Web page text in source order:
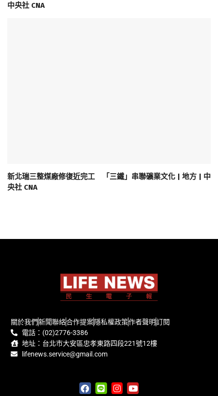
中央社 CNA
新北瑞三整煤廠修復近完工 「三鐵」串聯礦業文化 | 地方 | 中
央社 CNA
關於我們新聞聯絡合作提案隱私權政策作者聲明訂閱
電話：(02)2776-3386
地址：台北市大安區忠孝東路四段221號12樓
lifenews.service@gmail.com